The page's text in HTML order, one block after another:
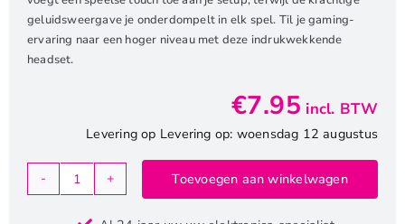
geluidsweergave je onderdompelt in elk spel. Til je gaming-
ervaring naar een hoger niveau met deze indrukwekkende
headset.
€7.95 incl. BTW
Levering op Levering op: woensdag 12 augustus
Baracuda
Toevoegen aan winkelwagen